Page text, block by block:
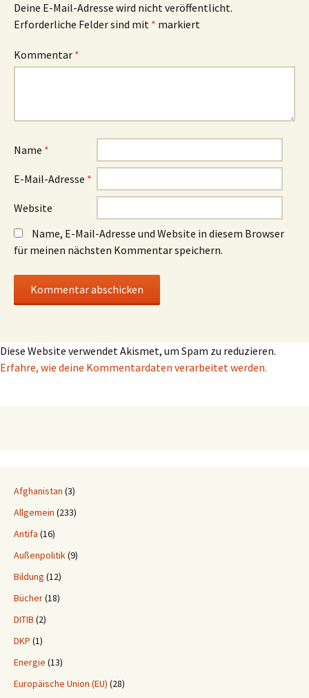
Deine E-Mail-Adresse wird nicht veröffentlicht.
Erforderliche Felder sind mit * markiert
Kommentar *
Name *
E-Mail-Adresse *
Website
Name, E-Mail-Adresse und Website in diesem Browser
für meinen nächsten Kommentar speichern.
Diese Website verwendet Akismet, um Spam zu reduzieren.
Erfahre, wie deine Kommentardaten verarbeitet werden.
Afghanistan (3)
Allgemein (233)
Antifa (16)
Außenpolitik(9)
Bildung (12)
Bücher(18)
DITIB (2)
DKP (1)
Energie (13)
Europäische Union (EU) (28)